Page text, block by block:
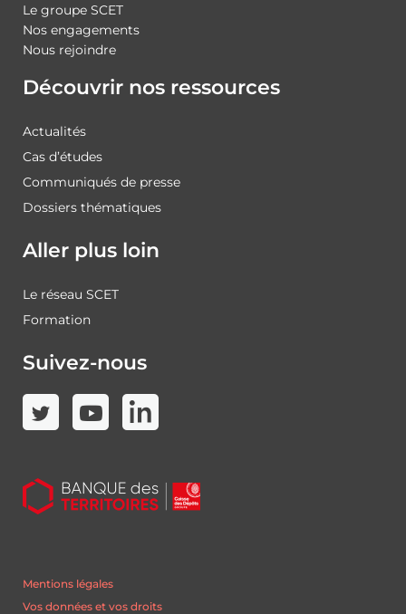
Le groupe SCET
Nos engagements
Nous rejoindre
Découvrir nos ressources
Actualités
Cas d’études
Communiqués de presse
Dossiers thématiques
Aller plus loin
Le réseau SCET
Formation
Suivez-nous
Mentions légales
Vos données et vos droits